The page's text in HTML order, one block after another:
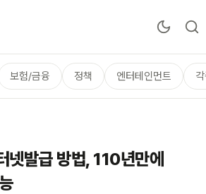
보험/금융 정책 엔터테인먼트
넷발급 방법, 110년만에